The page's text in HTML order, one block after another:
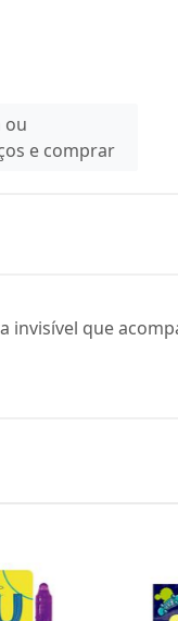
ou
e comprar
invisível que